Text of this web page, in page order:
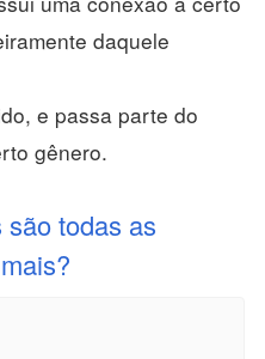
daquele
e passa parte do
gênero.
são todas as